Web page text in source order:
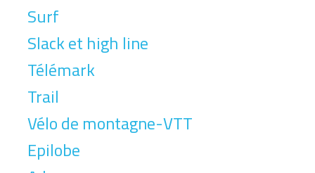
Surf
Slack et high line
Télémark
Trail
Vélo de montagne-VTT
Epilobe